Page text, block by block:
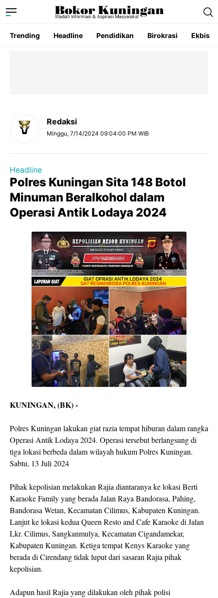
Trending Headline Pendidikan Birokrasi Ekbis
Redaksi
Minggu, 7/14/2024 09:04:00 PM WIB
Headline
Polres Kuningan Sita 148 Botol
Minuman Beralkohol dalam
Operasi Antik Lodaya 2024
KUNINGAN, (BK) -
Polres Kuningan lakukan giat razia tempat hiburan dalam rangka
Operasi Antik Lodaya 2024. Operasi tersebut berlangsung di
tiga lokasi berbeda dalam wilayah hukum Polres Kuningan.
Sabtu, 13 Juli 2024
Pihak kepolisian melakukan Rajia diantaranya ke lokasi Berti
Karaoke Family yang berada Jalan Raya Bandorasa, Pahing,
Bandorasa Wetan, Kecamatan Cilimus, Kabupaten Kuningan.
Lanjut ke lokasi kedua Queen Resto and Cafe Karaoke di Jalan
Lkr. Cilimus, Sangkanmulya, Kecamatan Cigandamekar,
Kabupaten Kuningan. Ketiga tempat Kenys Karaoke yang
berada di Cirendang tidak luput dari sasaran Rajia pihak
kepolisian.
Adapun hasil Rajia yang dilakukan oleh pihak polisi